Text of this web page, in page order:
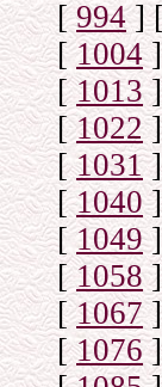
[994]
[1004]
[1013]
[1022]
[1031]
[1040]
[1049]
[1058]
[1067]
[1076]